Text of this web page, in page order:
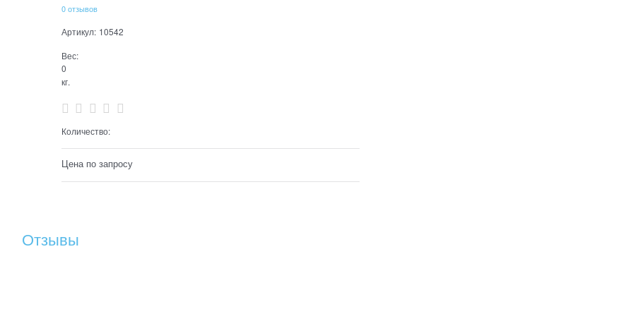
0 отзывов
Артикул: 10542
Вес:
0
кг.
Количество:
Цена по запросу
Отзывы